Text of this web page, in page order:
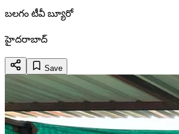
బలగం టీవీ బ్యూరో
హైదరాబాద్
Save